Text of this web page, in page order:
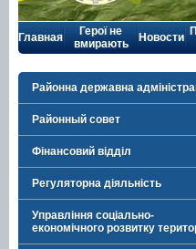
Главная
Герої не
вмирають
Новости
Районна державна
Районный совет
Фінансовий відділ
Регуляторна діяльність
Управління соціально-
економічного розвитку